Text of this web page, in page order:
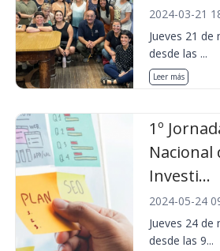
2024-03-21
Jueves 21 de
desde las ...
Leer más
1º
Nacional
Investi...
2024-05-24
Jueves 24 de
desde las 9...